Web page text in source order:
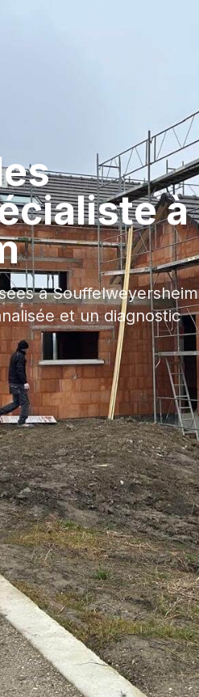
à
à Souffelweyersheim
et un diagnostic